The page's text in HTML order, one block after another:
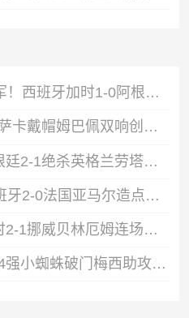
时隔16年夺世界杯冠军！西班牙加时1-0阿根廷费兰制胜恩佐染红
英格兰6-4法国获季军萨卡戴帽姆巴佩双响创纪录奥利塞2助+失良机
连续两届进决赛！阿根廷2-1绝杀英格兰劳塔罗恩佐破门梅西两助攻
时隔16年进决赛！西班牙2-0法国亚马尔造点奥亚萨瓦尔、波罗破门
晋级四强！英格兰加时2-1挪威贝林厄姆连场双响谢尔德鲁普破门
阿根廷加时3-1瑞士进4强小蜘蛛破门梅西助攻麦卡恩博洛假摔染红